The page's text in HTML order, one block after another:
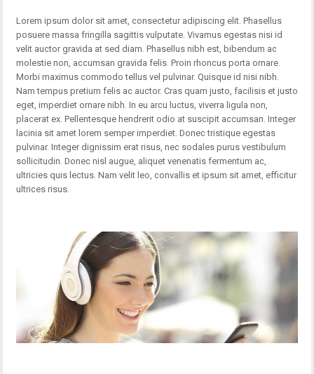
Lorem ipsum dolor sit amet, consectetur adipiscing elit. Phasellus
posuere massa fringilla sagittis vulputate. Vivamus egestas nisi id
velit auctor gravida at sed diam. Phasellus nibh est, bibendum ac
molestie non, accumsan gravida felis. Proin rhoncus porta ornare.
Morbi maximus commodo tellus vel pulvinar. Quisque id nisi nibh.
Nam tempus pretium felis ac auctor. Cras quam justo, facilisis et justo
eget, imperdiet ornare nibh. In eu arcu luctus, viverra ligula non,
placerat ex. Pellentesque hendrerit odio at suscipit accumsan. Integer
lacinia sit amet lorem semper imperdiet. Donec tristique egestas
pulvinar. Integer dignissim erat risus, nec sodales purus vestibulum
sollicitudin. Donec nisl augue, aliquet venenatis fermentum ac,
ultricies quis lectus. Nam velit leo, convallis et ipsum sit amet, efficitur
ultrices risus.